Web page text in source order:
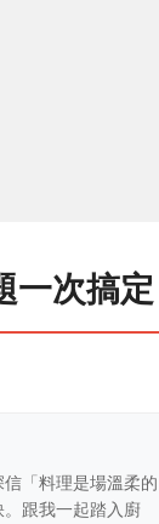
一次搞定
「料理是場溫柔的
跟我一起踏入廚